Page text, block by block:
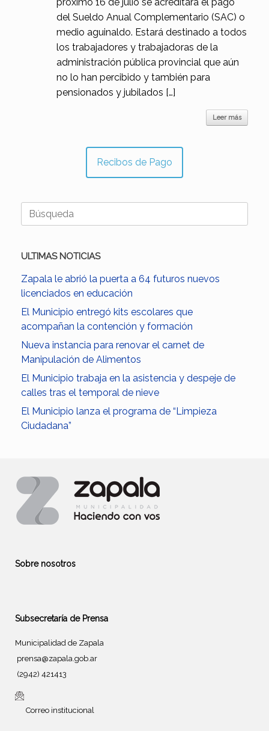
del Sueldo Anual Complementario (SAC) o
medio aguinaldo. Estará destinado a todos
los trabajadores y trabajadoras de la
administración pública provincial que aún
no lo han percibido y también para
pensionados y jubilados […]
Leer más
Recibos de Pago
Buscar:
ULTIMAS NOTICIAS
Zapala le abrió la puerta a 64 futuros nuevos
licenciados en educación
El Municipio entregó kits escolares que
acompañan la contención y formación
Nueva instancia para renovar el carnet de
Manipulación de Alimentos
El Municipio trabaja en la asistencia y despeje de
calles tras el temporal de nieve
El Municipio lanza el programa de “Limpieza
Ciudadana”
Sobre nosotros
Subsecretaría de Prensa
Municipalidad de Zapala
prensa@zapala.gob.ar
(2942) 421413
Correo institucional